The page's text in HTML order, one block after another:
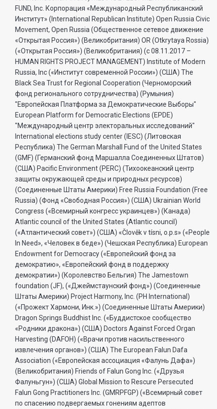
FUND, Inc. Корпорация «Международный Республиканский
Институт» (International Republican Institute) Open Russia Civic
Movement, Open Russia (Общественное сетевое движение
«Открытая Россия») (Великобритания) OR (Otkrytaya Rossia)
(«Открытая Россия») (Великобритания) (с 08.11.2017 –
HUMAN RIGHTS PROJECT MANAGEMENT) Institute of Modern
Russia, Inc («Институт современной России») (США) The
Black Sea Trust for Regional Cooperation (Черноморский
фонд регионального сотрудничества) (Румыния)
"Европейская Платформа за Демократические Выборы"
European Platform for Democratic Elections (EPDE)
"Международный центр электоральных исследований"
International elections study center (IESC) (Литовская
Республика) The German Marshall Fund of the United States
(GMF) (Германский фонд Маршалла Соединенных Штатов)
(США) Pacific Environment (PERC) (Тихоокеанский центр
защиты окружающей среды и природных ресурсов)
(Соединенные Штаты Америки) Free Russia Foundation (Free
Russia) (Фонд «Свободная Россия») (США) Ukrainian World
Congress («Всемирный конгресс украинцев») (Канада)
Atlantic council of the United States (Atlantic council)
(«Атлантический совет») (США) «Člověk v tísni, o.p.s» («People
In Need», «Человек в беде») (Чешская Республика) European
Endowment for Democracy («Европейский фонд за
демократию», «Европейский фонд в поддержку
демократии») (Королевство Бельгия) The Jamestown
foundation (JF), («Джеймстаунский фонд») (Соединенные
Штаты Америки) Project Harmony, Inc. (PH International)
(«Прожект Хармони, Инк.») (Соединенные Штаты Америки)
Dragon Springs Buddhist Inc. («Буддистское сообщество
«Родники дракона») (США) Doctors Against Forced Organ
Harvesting (DAFOH) («Врачи против насильственного
извлечения органов») (США) The European Falun Dafa
Association («Европейская ассоциация «Фалунь Дафа»)
(Великобритания) Friends of Falun Gong Inc. («Друзья
Фалуньгун») (США) Global Mission to Rescure Persecuted
Falun Gong Practitioners Inc. (GMRPFGP) («Всемирный совет
по спасению подвергаемых гонениям адептов